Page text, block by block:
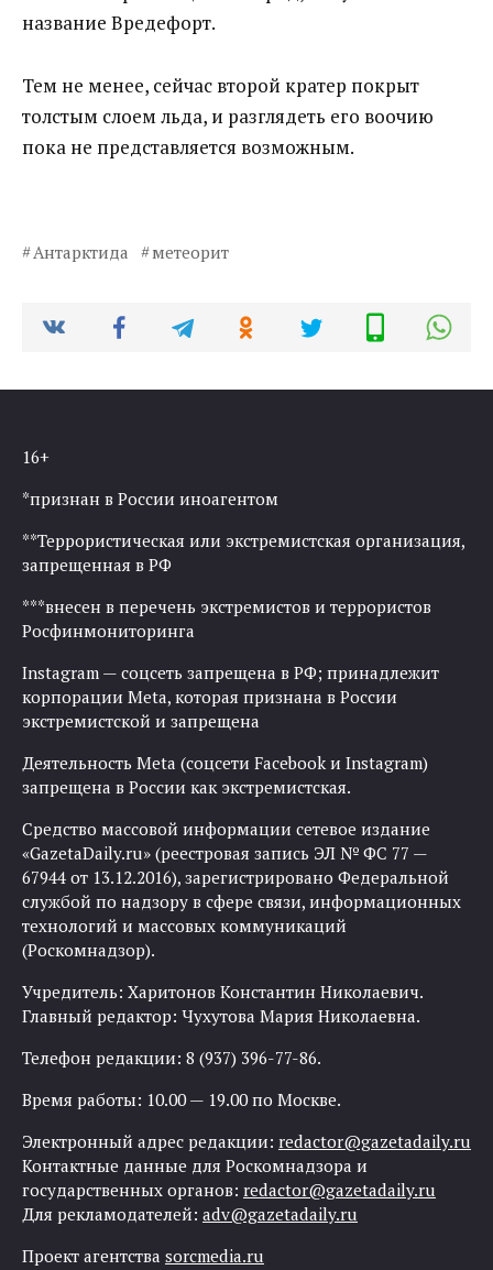
название Вредефорт.
Тем не менее, сейчас второй кратер покрыт
толстым слоем льда, и разглядеть его воочию
пока не представляется возможным.
Антарктида метеорит
16+
*признан в России иноагентом
**Террористическая или экстремистская организация,
запрещенная в РФ
***внесен в перечень экстремистов и террористов
Росфинмониторинга
Instagram — соцсеть запрещена в РФ; принадлежит
корпорации Meta, которая признана в России
экстремистской и запрещена
Деятельность Meta (соцсети Facebook и Instagram)
запрещена в России как экстремистская.
Средство массовой информации сетевое издание
«GazetaDaily.ru» (реестровая запись ЭЛ № ФС 77 —
67944 от 13.12.2016), зарегистрировано Федеральной
службой по надзору в сфере связи, информационных
технологий и массовых коммуникаций
(Роскомнадзор).
Учредитель: Харитонов Константин Николаевич.
Главный редактор: Чухутова Мария Николаевна.
Телефон редакции: 8 (937) 396-77-86.
Время работы: 10.00 — 19.00 по Москве.
Электронный адрес редакции: redactor@gazetadaily.ru
Контактные данные для Роскомнадзора и
государственных органов: redactor@gazetadaily.ru
Для рекламодателей: adv@gazetadaily.ru
Проект агентства sorcmedia.ru